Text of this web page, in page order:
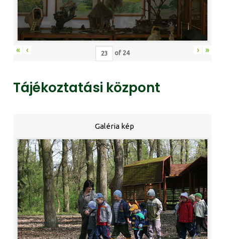
« ‹ of 24 › »
Tájékoztatási központ
Galéria kép